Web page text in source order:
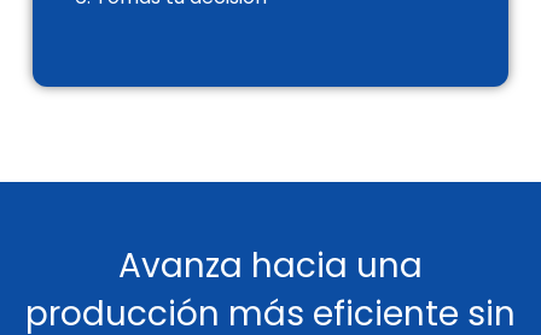
Avanza hacia una
producción más eficiente sin